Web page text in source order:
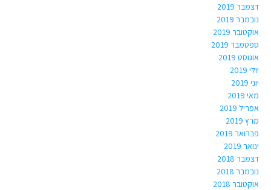
דצמבר 2019
נובמבר 2019
אוקטובר 2019
ספטמבר 2019
אוגוסט 2019
יולי 2019
יוני 2019
מאי 2019
אפריל 2019
מרץ 2019
פברואר 2019
ינואר 2019
דצמבר 2018
נובמבר 2018
אוקטובר 2018